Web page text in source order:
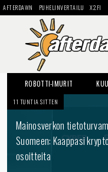
AFTERDAWN PUHELINVERTAILU X2.FI
ROBOTTI-IMURIT
11 TUNTIA SITTEN
Mainosverkon
Suomeen: Kaappasi
osoitteita